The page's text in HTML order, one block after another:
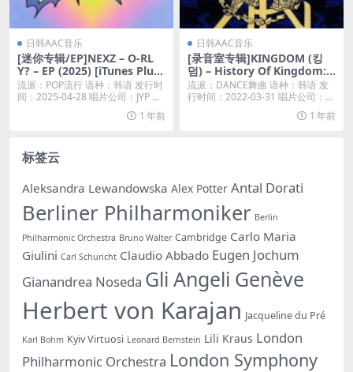
日韩AAC音乐
[迷你专辑/EP]NEXZ – O-RL
Y? – EP (2025) [iTunes Plus
M4A]
流派：POP流行 语种：韩语 发行时
间：2025-04-28 唱片公司：JYP ...
1 年前
日韩AAC音乐
[录音室专辑]KINGDOM (킹
덤) – History Of Kingdom:
Pt. IV. Dann [iTunes Plus M
4A]
流派：DANCE舞曲 语种：韩语 发
行时间：2022-03-31 唱片公司：华
1 年前
标签云
Aleksandra Lewandowska Alex Potter Antal Dorati
Berliner Philharmoniker Berlin
Philharmonic Orchestra Bruno Walter Cambridge Carlo Maria
Giulini Carl Schuricht Claudio Abbado Eugen Jochum
Gianandrea Noseda Gli Angeli Genève
Herbert von Karajan Jacqueline du Pré
Karl Bohm Kyiv Virtuosi Leonard Bernstein Lili Kraus London
Philharmonic Orchestra London Symphony